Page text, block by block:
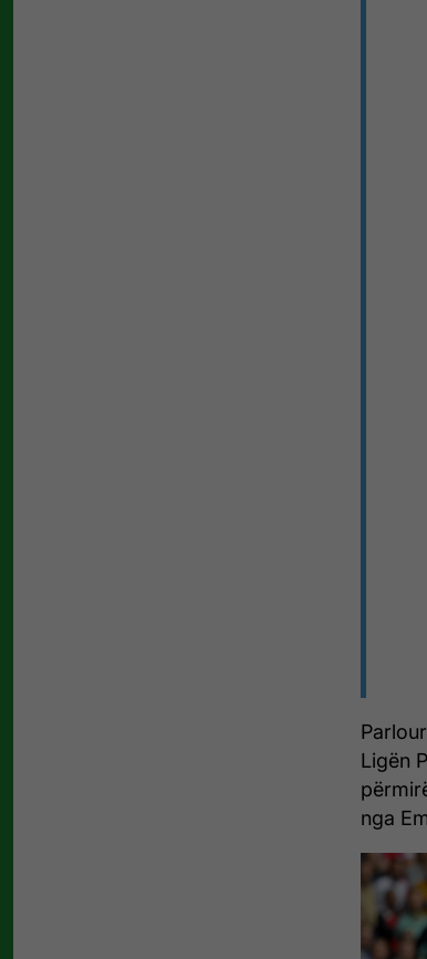
Ligën
nga